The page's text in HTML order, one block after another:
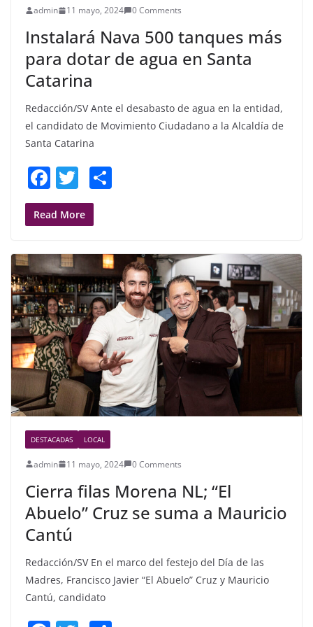
admin 11 mayo, 2024 0 Comments
Instalará Nava 500 tanques más
para dotar de agua en Santa
Catarina
Redacción/SV Ante el desabasto de agua en la entidad,
el candidato de Movimiento Ciudadano a la Alcaldía de
Santa Catarina
F
a
c
b
o
o
k
T
w
itt
Read More
DESTACADAS LOCAL
admin 11 mayo, 2024 0 Comments
Cierra filas Morena NL; “El
Abuelo” Cruz se suma a Mauricio
Cantú
Redacción/SV En el marco del festejo del Día de las
Madres, Francisco Javier “El Abuelo” Cruz y Mauricio
Cantú, candidato